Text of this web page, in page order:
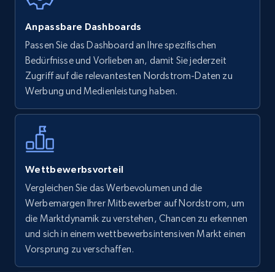
Walmart - products
URL, Final price, Sku, Currency, Gtin,
Specifications, Image urls, Top reviews, and
more.
using specific category URL
URL, Final price, Sku, Currency, Gtin,
Specifications, Image urls, Top reviews, and
more.
5.6K+ 875+
Anpassbare Dashboards
Passen Sie das Dashboard an Ihre spezifischen
Bedürfnisse und Vorlieben an, damit Sie jederzeit
Zugriff auf die relevantesten Nordstrom-Daten zu
Werbung und Medienleistung haben.
Wettbewerbsvorteil
Vergleichen Sie das Werbevolumen und die
Werbemargen Ihrer Mitbewerber auf Nordstrom, um
die Marktdynamik zu verstehen, Chancen zu erkennen
und sich in einem wettbewerbsintensiven Markt einen
Vorsprung zu verschaffen.